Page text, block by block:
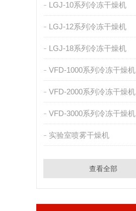
LGJ-10系列冷冻干燥机
LGJ-12系列冷冻干燥机
LGJ-18系列冷冻干燥机
VFD-1000系列冷冻干燥机
VFD-2000系列冷冻干燥机
VFD-3000系列冷冻干燥机
实验室喷雾干燥机
查看全部